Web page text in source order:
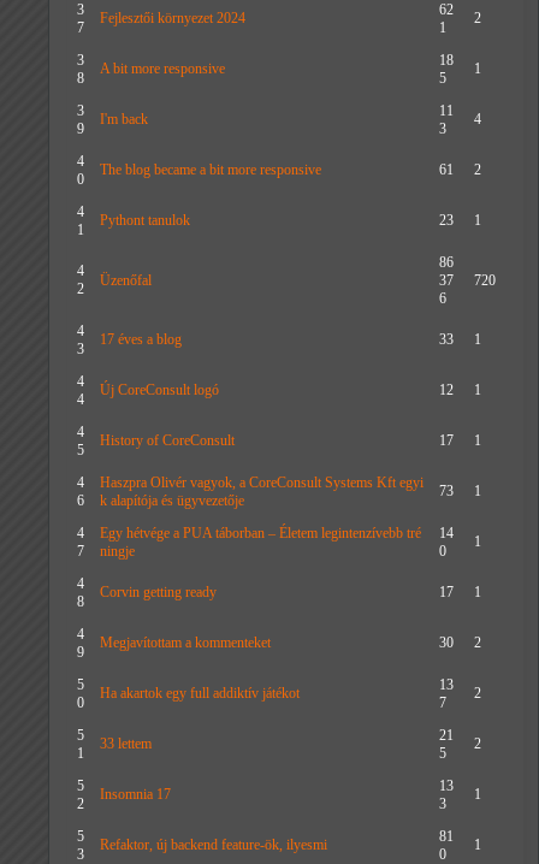
3
7
Fejlesztői környezet 2024
62
1
2
3
8
A bit more responsive
18
5
1
3
9
I'm back
11
3
4
4
0
The blog became a bit more responsive 61 2
4
1
Pythont tanulok 23 1
4
2
Üzenőfal
86
37
6
720
4
3
17 éves a blog 33 1
4
4
Új CoreConsult logó 12 1
4
5
History of CoreConsult 17 1
4
6
Haszpra Olivér vagyok, a CoreConsult Systems Kft egyi
k alapítója és ügyvezetője
73 1
4
7
Egy hétvége a PUA táborban – Életem legintenzívebb tré
ningje
14
0
1
4
8
Corvin getting ready 17 1
4
9
Megjavítottam a kommenteket 30 2
5
0
Ha akartok egy full addiktív játékot
13
7
2
5
1
33 lettem
21
5
2
5
2
Insomnia 17
13
3
1
5
3
Refaktor, új backend feature-ök, ilyesmi
81
0
1